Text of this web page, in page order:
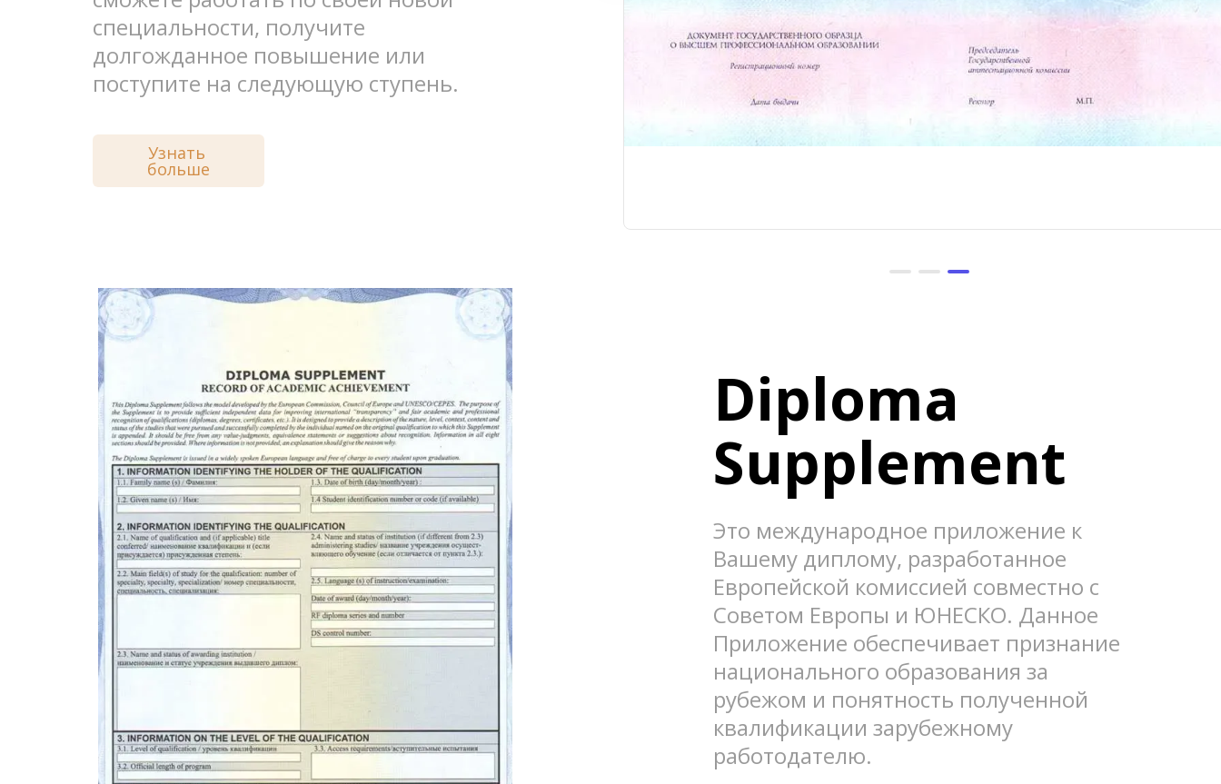
Узнать
больше
специальности, получите
долгожданное повышение или
поступите на следующую ступень.
Diploma
Supplement
Это международное приложение к
Вашему диплому, разработанное
Европейской комиссией совместно с
Советом Европы и ЮНЕСКО. Данное
Приложение обеспечивает признание
национального образования за
рубежом и понятность полученной
квалификации зарубежному
работодателю.